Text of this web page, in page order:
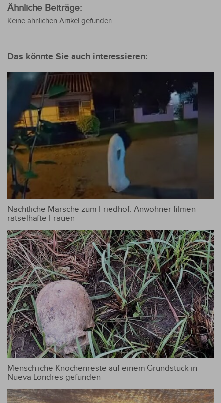
Ähnliche Beiträge:
Keine ähnlichen Artikel gefunden.
Das könnte Sie auch interessieren:
Nächtliche Märsche zum Friedhof: Anwohner filmen
rätselhafte Frauen
Menschliche Knochenreste auf einem Grundstück in
Nueva Londres gefunden